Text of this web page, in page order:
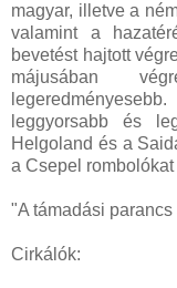
magyar, illetve a
valamint a
bevetést hajtott
májusában
leggyorsabb és
Helgoland és a
a Csepel
"A támadási
Cirkálók: